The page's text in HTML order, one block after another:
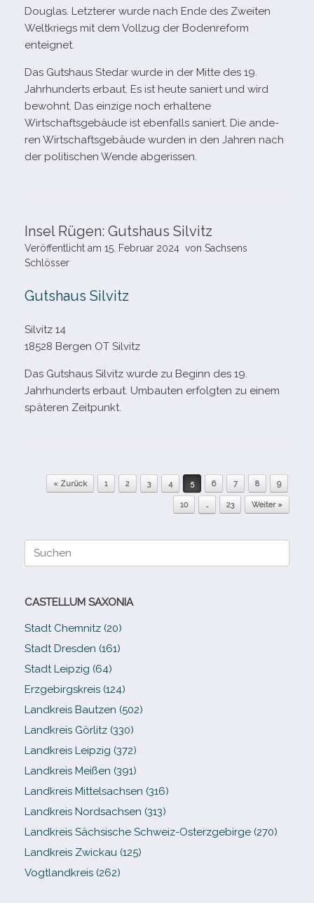
Douglas. Letzterer wurde nach Ende des Zweiten
Weltkriegs mit dem Vollzug der Bodenreform
enteignet.
Das Gutshaus Stedar wurde in der Mitte des 19.
Jahrhunderts erbaut. Es ist heute saniert und wird
bewohnt. Das ein­zige noch erhal­tene
Wirtschaftsgebäude ist eben­falls saniert. Die ande­
ren Wirtschaftsgebäude wur­den in den Jahren nach
der poli­ti­schen Wende abgerissen.
Insel Rügen: Gutshaus Silvitz
Veröffentlicht am 15. Februar 2024 von Sachsens
Schlösser
Gutshaus Silvitz
Silvitz 14
18528 Bergen OT Silvitz
Das Gutshaus Silvitz wurde zu Beginn des 19.
Jahrhunderts erbaut. Umbauten erfolg­ten zu einem
spä­te­ren Zeitpunkt.
Beitragsnavigation
« Zurück 1 2 3 4 5 6 7 8 9
10 … 23 Weiter »
Suche
CASTELLUM SAXONIA
Stadt Chemnitz (20)
Stadt Dresden (161)
Stadt Leipzig (64)
Erzgebirgskreis (124)
Landkreis Bautzen (502)
Landkreis Görlitz (330)
Landkreis Leipzig (372)
Landkreis Meißen (391)
Landkreis Mittelsachsen (316)
Landkreis Nordsachsen (313)
Landkreis Sächsische Schweiz-​Osterzgebirge (270)
Landkreis Zwickau (125)
Vogtlandkreis (262)